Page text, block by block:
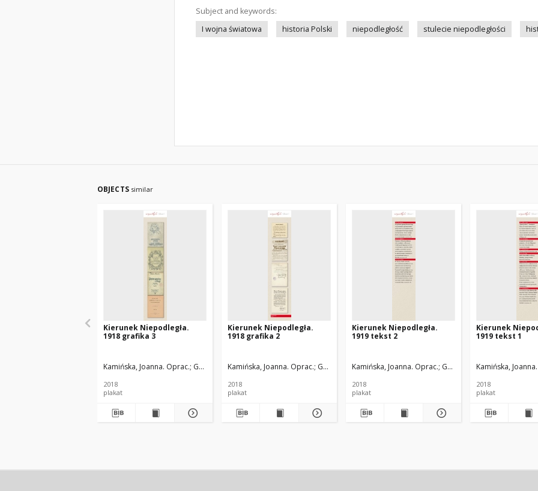
Subject and keywords:
I wojna światowa
historia Polski niepodległość stulecie niepodległości
OBJECTS similar
Kierunek Niepodległa.
1918 grafika 3
Kamińska, Joanna. Oprac. Gumołowska, Teresa. Oprac. Zdunek, Hanna. Oprac. Wojnowska, Dorota. Oprac. Graf.
2018
plakat
Kierunek Niepodległa.
1918 grafika 2
Kamińska, Joanna. Oprac. Gumołowska, Teresa. Oprac. Zdunek, Hanna. Oprac.
2018
plakat
Kierunek Niepodległa.
1919 tekst 2
Kamińska, Joanna. Oprac. Gumołowska, Teresa.
2018
plakat
Kierunek
1919 tekst 1
Kamińska,
2018
plakat